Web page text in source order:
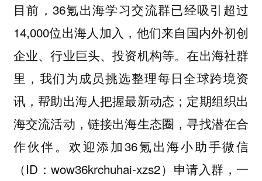
目前，36氪出海学习交流群已经吸引超过
14,000位出海人加入，他们来自国内外初创
企业、行业巨头、投资机构等。在出海社群
里，我们为成员挑选整理每日全球跨境资
讯，帮助出海人把握最新动态；定期组织出
海交流活动，链接出海生态圈，寻找潜在合
作伙伴。欢迎添加36氪出海小助手微信
（ID：wow36krchuhai-xzs2）申请入群，一